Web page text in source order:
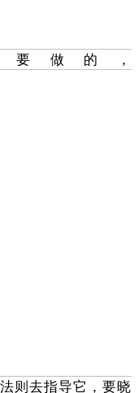
做的，
则去指导它，要晓